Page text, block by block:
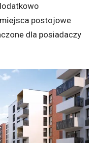
postojowe
dla posiadaczy